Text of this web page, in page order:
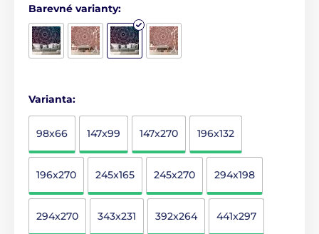
Barevné varianty:
Varianta:
98x66 147x99 147x270 196x132
196x270 245x165 245x270 294x198
294x270 343x231 392x264 441x297